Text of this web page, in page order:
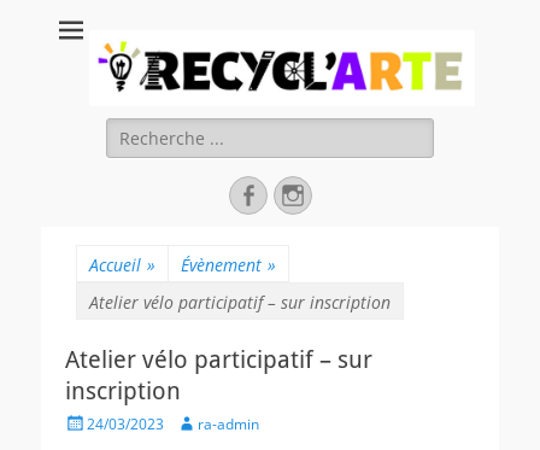
Recycl'Arte, faire
soi-même et
réduire les
déchets
Rechercher :
FacebookInstagram
Accueil » Évènement »
Atelier vélo participatif – sur inscription
Atelier vélo participatif – sur
inscription
Posted24/03/2023 Authorra-admin